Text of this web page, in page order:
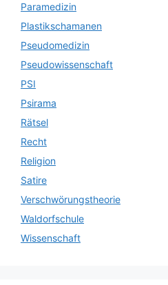
Paramedizin
Plastikschamanen
Pseudomedizin
Pseudowissenschaft
PSI
Psirama
Rätsel
Recht
Religion
Satire
Verschwörungstheorie
Waldorfschule
Wissenschaft